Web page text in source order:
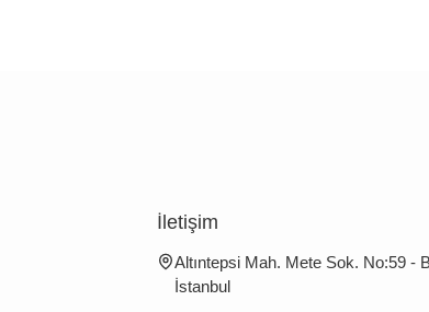
İletişim
Altıntepsi Mah. Mete Sok. No:59 -
İstanbul